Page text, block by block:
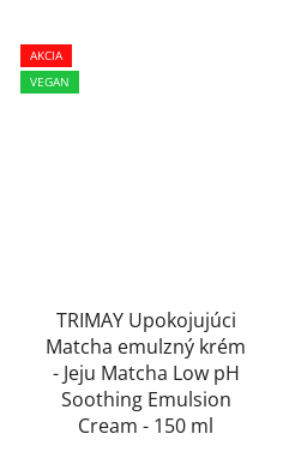
AKCIA
VEGAN
TRIMAY Upokojujúci
Matcha emulzný krém
- Jeju Matcha Low pH
Soothing Emulsion
Cream - 150 ml